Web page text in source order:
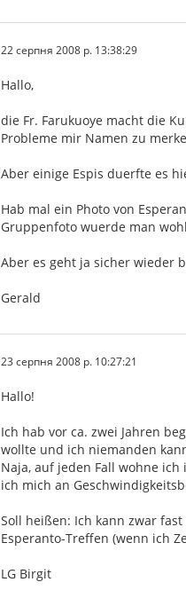
22 серпня 2008 р. 13:38:29
Hallo,
die Fr. Farukuoye macht die
Probleme mir Namen zu
Aber einige Espis duerfte es
Hab mal ein Photo von
Gruppenfoto wuerde man
Aber es geht ja sicher wieder
Gerald
23 серпня 2008 р. 10:27:21
Hallo!
Ich hab vor ca. zwei Jahren
wollte und ich niemanden
Naja, auf jeden Fall wohne
ich mich an
Soll heißen: Ich kann zwar
Esperanto-Treffen (wenn ich
LG Birgit